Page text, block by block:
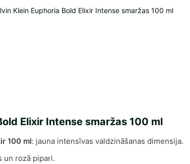
Klein Euphoria Bold Elixir Intense smaržas 100 ml
Elixir Intense smaržas 100 ml
100 ml: jauna intensīvas valdzināšanas dimensija.
un rozā pipari.